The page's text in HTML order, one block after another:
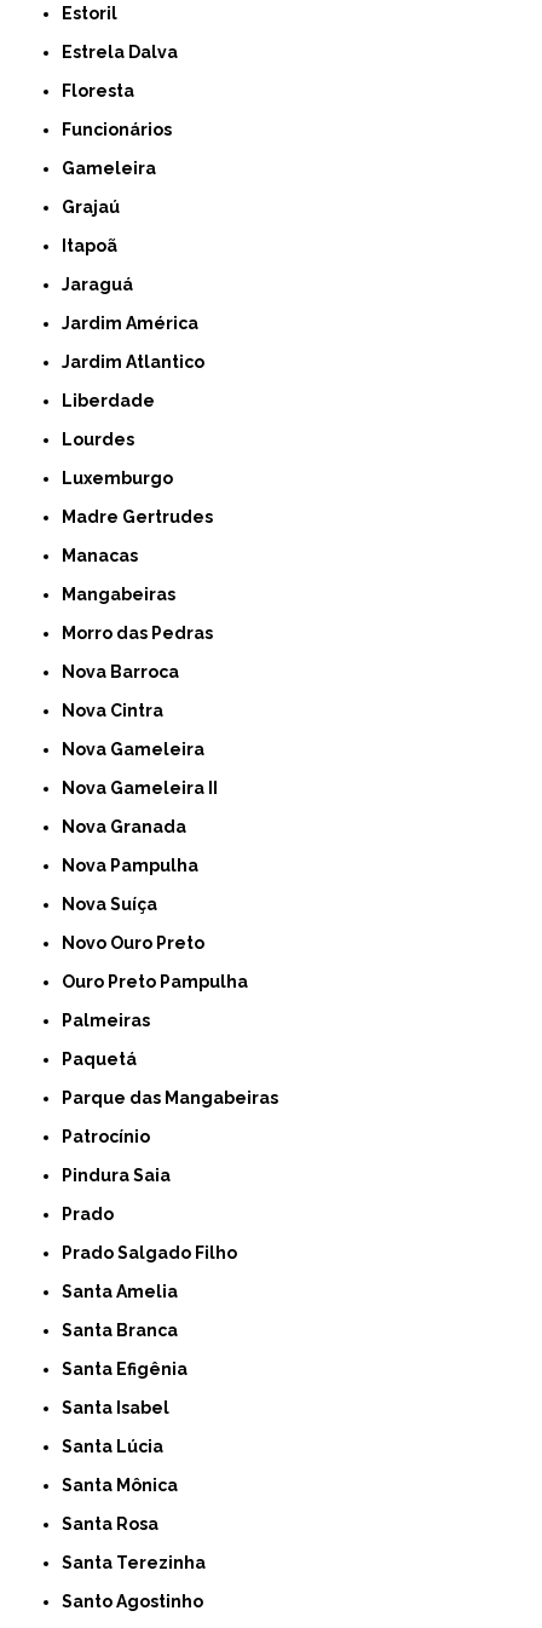
Estoril
Estrela Dalva
Floresta
Funcionários
Gameleira
Grajaú
Itapoã
Jaraguá
Jardim América
Jardim Atlantico
Liberdade
Lourdes
Luxemburgo
Madre Gertrudes
Manacas
Mangabeiras
Morro das Pedras
Nova Barroca
Nova Cintra
Nova Gameleira
Nova Gameleira II
Nova Granada
Nova Pampulha
Nova Suíça
Novo Ouro Preto
Ouro Preto Pampulha
Palmeiras
Paquetá
Parque das Mangabeiras
Patrocínio
Pindura Saia
Prado
Prado Salgado Filho
Santa Amelia
Santa Branca
Santa Efigênia
Santa Isabel
Santa Lúcia
Santa Mônica
Santa Rosa
Santa Terezinha
Santo Agostinho